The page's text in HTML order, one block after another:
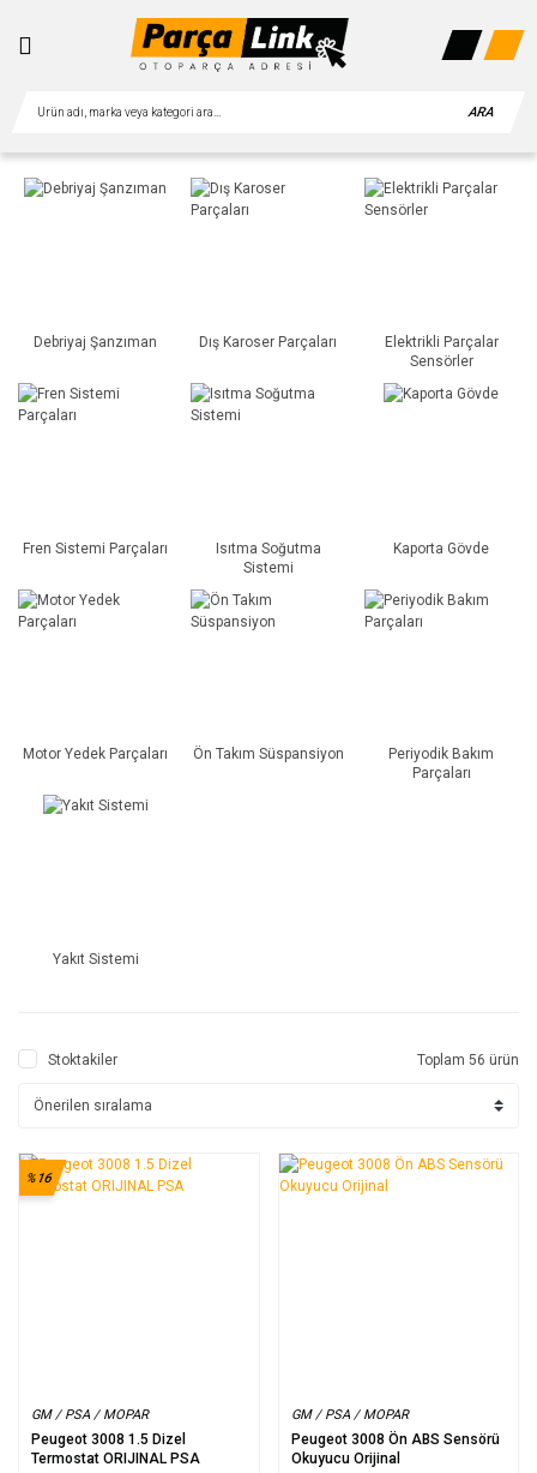
ARA
Debriyaj Şanzıman Dış Karoser Parçaları
Elektrikli Parçalar
Sensörler
Fren Sistemi Parçaları
Isıtma Soğutma
Sistemi
Kaporta Gövde
Motor Yedek Parçaları Ön Takım Süspansiyon
Periyodik Bakım
Parçaları
Yakıt Sistemi
Stoktakiler Toplam 56 ürün
GM / PSA / MOPAR
Peugeot 3008 1.5 Dizel
Termostat ORIJINAL PSA
%16
GM / PSA / MOPAR
Peugeot 3008 Ön ABS Sensörü
Okuyucu Orijinal